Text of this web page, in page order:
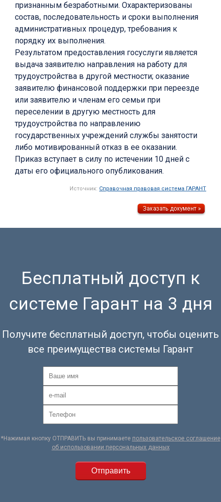
признанным безработными. Охарактеризованы
состав, последовательность и сроки выполнения
административных процедур, требования к
порядку их выполнения.
Результатом предоставления госуслуги является
выдача заявителю направления на работу для
трудоустройства в другой местности; оказание
заявителю финансовой поддержки при переезде
или заявителю и членам его семьи при
переселении в другую местность для
трудоустройства по направлению
государственных учреждений службы занятости
либо мотивированный отказ в ее оказании.
Приказ вступает в силу по истечении 10 дней с
даты его официального опубликования.
Источник: Справочная правовая система ГАРАНТ
Бесплатный доступ к
системе Гарант на 3 дня
Получите бесплатный доступ, чтобы оценить
все преимущества системы Гарант
*Нажимая кнопку ОТПРАВИТЬ вы принимаете пользовательское соглашение
об использовании персональных данных